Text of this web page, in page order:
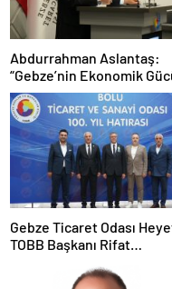
Abdurrahman Aslantaş:
“Gebze’nin Ekonomik
Daha da İleri Taşıyacağız”
Gebze Ticaret Odası
TOBB Başkanı Rifat
Araya GeldiGebze Ticaret